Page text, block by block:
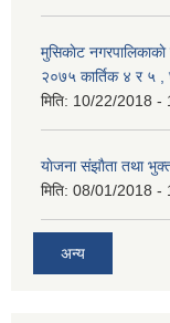
मुसिकाेट
२०७५ कार्तिक ४ र ५ ,
मिति: 10/22/2018 -
याेजना संझाैता तथा
मिति: 08/01/2018 -
अन्य